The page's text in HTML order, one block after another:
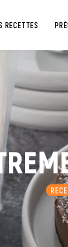
RECETTES